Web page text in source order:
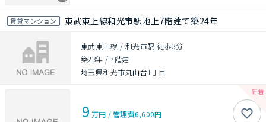
賃貸マンション 東武東上線和光市駅地上7階建て築24年
東武東上線 / 和光市駅 徒歩3分
築23年 /7階建
埼玉県和光市丸山台1丁目
9 万円 /管理費6,600円